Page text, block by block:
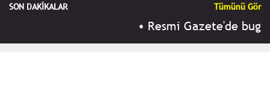
SON DAKİKALAR Tümünü Gör
Resmi Gazete'de bugün